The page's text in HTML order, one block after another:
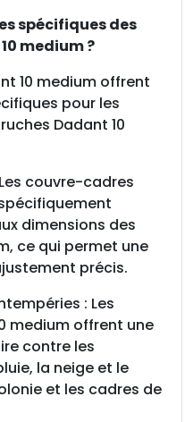
spécifiques des
medium ?
10 medium offrent
pour les
Dadant 10
couvre-cadres
dimensions des
ce qui permet une
précis.
: Les
medium offrent une
contre les
la neige et le
et les cadres de